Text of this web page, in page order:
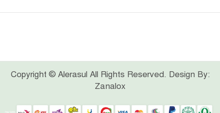
Copyright © Alerasul All Rights Reserved. Design By:
Zanalox